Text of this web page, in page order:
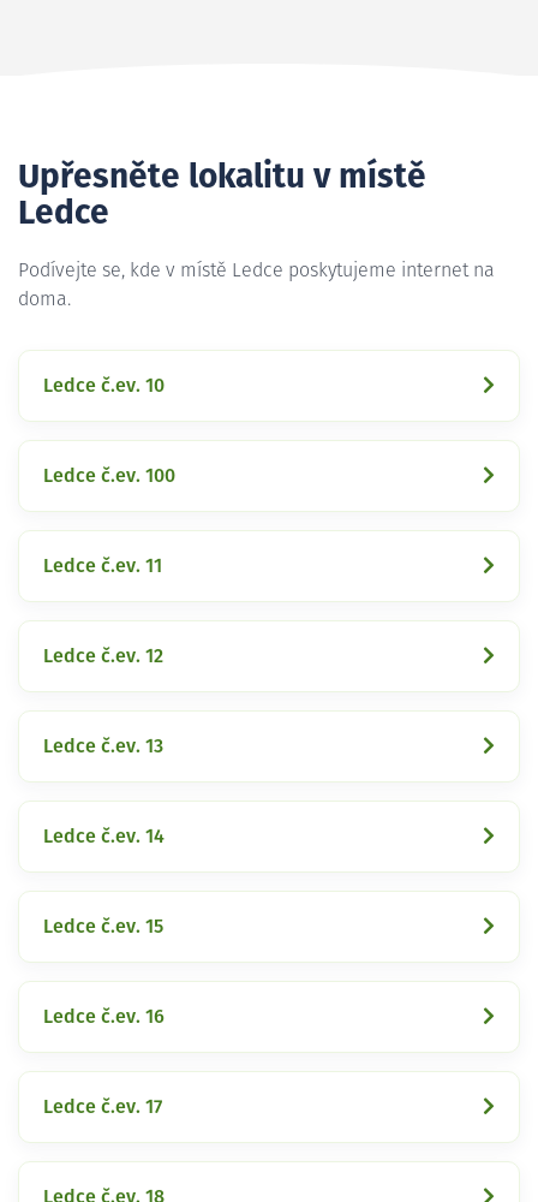
Upřesněte lokalitu v místě
Ledce
Podívejte se, kde v místě Ledce poskytujeme internet na
doma.
Ledce č.ev. 10
Ledce č.ev. 100
Ledce č.ev. 11
Ledce č.ev. 12
Ledce č.ev. 13
Ledce č.ev. 14
Ledce č.ev. 15
Ledce č.ev. 16
Ledce č.ev. 17
Ledce č.ev. 18